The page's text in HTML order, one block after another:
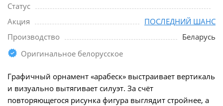
Статус
Акция
ПОСЛЕДНИЙ ШАНС
Производство
Беларусь
Оригинальное белорусское
Графичный орнамент «арабеск» выстраивает вертикаль
и визуально вытягивает силуэт. За счёт
повторяющегося рисунка фигура выглядит стройнее, а